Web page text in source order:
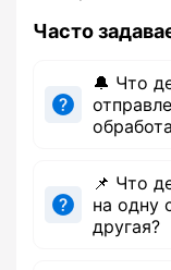
Часто
🔔 Что
📌 Что
на одну
другая?